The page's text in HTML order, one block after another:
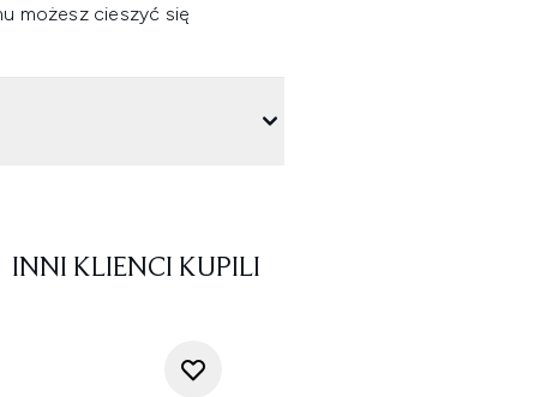
możesz cieszyć się
INNI KLIENCI KUPILI